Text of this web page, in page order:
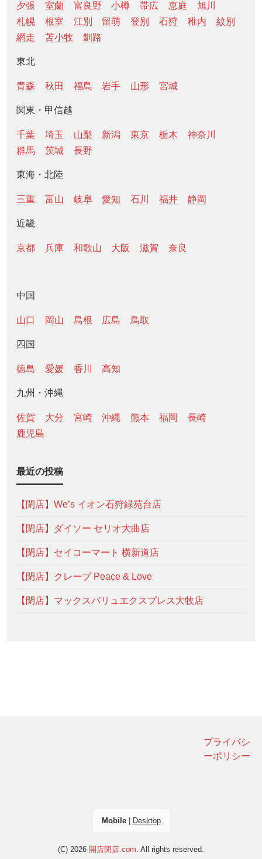
夕張
室蘭 富良野 小樽 帯広 恵庭
旭川
札幌
根室 江別 留萌 登別 石狩 稚内
紋別
網走
苫小牧 釧路
東北
青森 秋田 福島 岩手 山形 宮城
関東・甲信越
千葉 埼玉 山梨 新潟 東京 栃木
神奈川
群馬
茨城 長野
東海・北陸
三重 富山 岐阜 愛知 石川 福井 静岡
近畿
京都 兵庫 和歌山 大阪 滋賀 奈良
中国
山口 岡山 島根 広島 鳥取
四国
徳島 愛媛 香川 高知
九州・沖縄
佐賀 大分 宮崎 沖縄 熊本 福岡
長崎
鹿児島
最近の投稿
【閉店】We’s イオン石狩緑苑台店
【閉店】ダイソー セリオ大曲店
【閉店】セイコーマート 横新道店
【閉店】クレープ Peace & Love
【閉店】マックスバリュエクスプレス大牧店
プライバシ
ーポリシー
Mobile| Desktop
(C) 2026 開店閉店.com. All rights reserved.